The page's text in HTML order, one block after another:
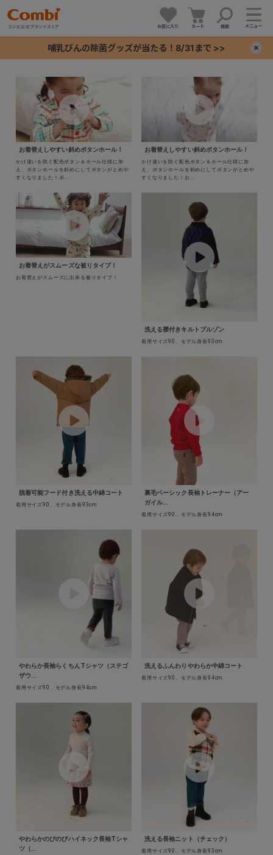
お気に入り カート 検索 メニュー
哺乳びんの除菌グッズが当たる！8/31まで >>
お着替えしやすい斜めボタンホール！
かけ違いを防ぐ配色ボタン＆ホール仕様に加
え、ボタンホールを斜めにしてボタンがとめや
すくなりました！ボ...
お着替えしやすい斜めボタンホール！
かけ違いを防ぐ配色ボタン＆ホール仕様に加
え、ボタンホールを斜めにしてボタンがとめや
すくなりました！お...
お着替えがスムーズな被りタイプ！
お着替えがスムーズに出来る被りタイプ！
洗える襟付きキルトブルゾン
着用サイズ90、モデル身長93cm
脱着可能フード付き洗える中綿コート
着用サイズ90、モデル身長93cm
裏毛ベーシック長袖トレーナー（アー
ガイル...
着用サイズ90、モデル身長94cm
やわらか長袖らくちんTシャツ（ステゴ
ザウ...
着用サイズ90、モデル身長94cm
洗えるふんわりやわらか中綿コート
着用サイズ90、モデル身長94cm
やわらかのびのびハイネック長袖Tシャ
ツ（...
洗える長袖ニット（チェック）
着用サイズ90、モデル身長93cm